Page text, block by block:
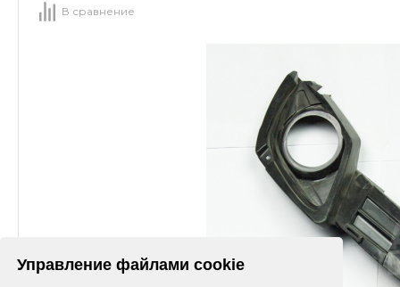
Управление файлами cookie
В сравнение